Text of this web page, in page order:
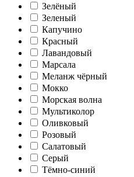
Зелёный
Зеленый
Капучино
Красный
Лавандовый
Марсала
Меланж чёрный
Мокко
Морская волна
Мультиколор
Оливковый
Розовый
Салатовый
Серый
Тёмно-синий